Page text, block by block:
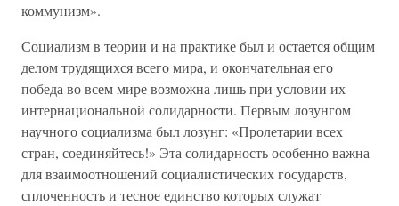
коммунизм».
Социализм в теории и на практике был и остается общим
делом трудящихся всего мира, и окончательная его
победа во всем мире возможна лишь при условии их
интернациональной солидарности. Первым лозунгом
научного социализма был лозунг: «Пролетарии всех
стран, соединяйтесь!» Эта солидарность особенно важна
для взаимоотношений социалистических государств,
сплоченность и тесное единство которых служат